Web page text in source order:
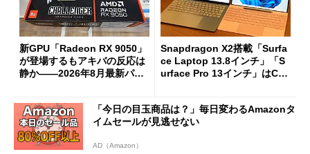
新GPU「Radeon RX 9050」
が登場するもアキバの反応は
静か――2026年8月最新パー
Snapdragon X2搭載「Surfa
ce Laptop 13.8インチ」「S
urface Pro 13インチ」はCop
た
「今日の目玉商品は？」毎日変わるAmazonタ
イムセールが見逃せない
AD（Amazon）